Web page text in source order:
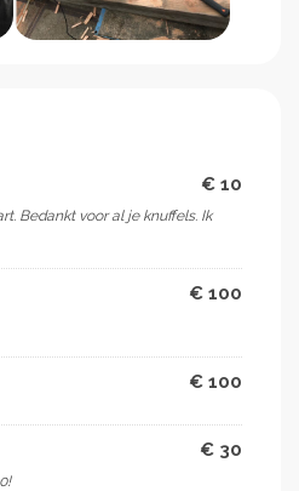
€ 10
Bedankt voor al je knuffels. Ik
€ 100
€ 100
€ 30